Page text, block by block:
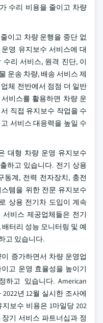
수리 비용을 줄이고 차량
이고 차량 운행을 중단 없
영 유지보수 서비스에 대
리 서비스, 원격 진단, 이
운송 차량, 배송 서비스 제
체 전반에서 점점 더 일반
비스를 활용하면 차량 운
직접 유지보수 작업을 수
서비스 대응력을 높일 수
대형 차량 운영 유지보수
하고 있습니다. 전기 상용
동계, 전력 전자장치, 충전
템을 위한 전문 유지보수
상용 전기차 도입이 계속
비스 제공업체들은 전기
터리 성능 모니터링 및 예
고 있습니다.
증가하면서 차량 운영업
고 운영 효율성을 높이기
하고 있습니다. American
년 12월 실시한 조사에
보수 비용은 1마일당 202
기 서비스 파트너십과 정